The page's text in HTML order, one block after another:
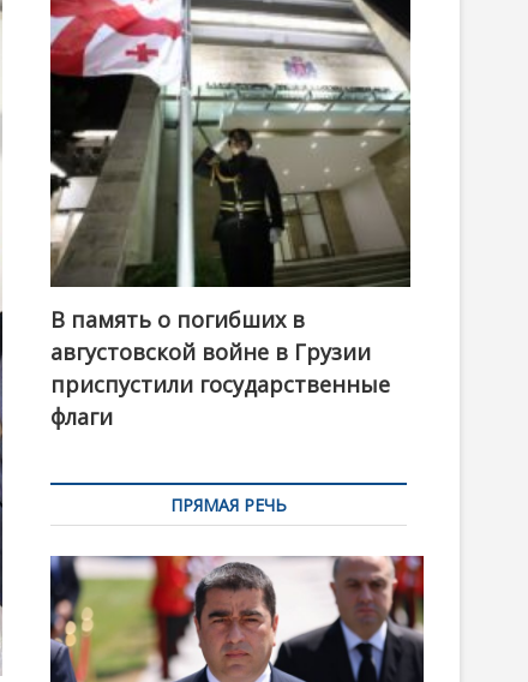
o
n
В память о погибших в
августовской войне в Грузии
приспустили государственные
флаги
ПРЯМАЯ РЕЧЬ